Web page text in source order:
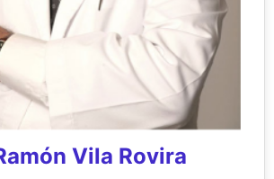
Vila Rovira